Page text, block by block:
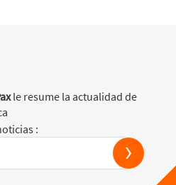
le resume la actualidad de
: